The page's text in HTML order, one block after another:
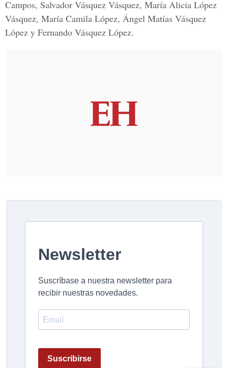
Campos, Salvador Vásquez Vásquez, María Alicia López
Vásquez, María Camila López, Ángel Matías Vásquez
López y Fernando Vásquez López.